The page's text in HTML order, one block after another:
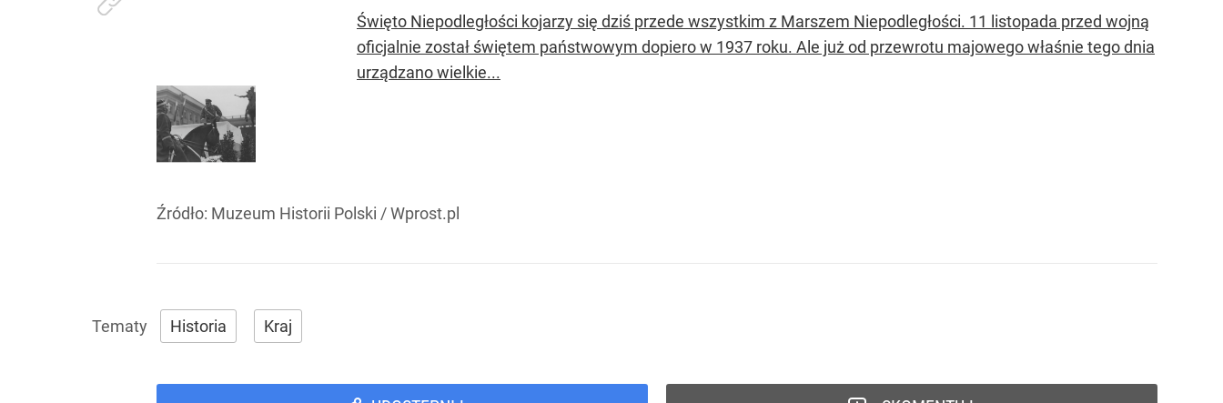
Święto Niepodległości kojarzy się dziś przede wszystkim z Marszem Niepodległości. 11 listopada przed wojną
oficjalnie został świętem państwowym dopiero w 1937 roku. Ale już od przewrotu majowego właśnie tego dnia
urządzano wielkie...
Źródło: Muzeum Historii Polski /Wprost.pl
Historia Kraj